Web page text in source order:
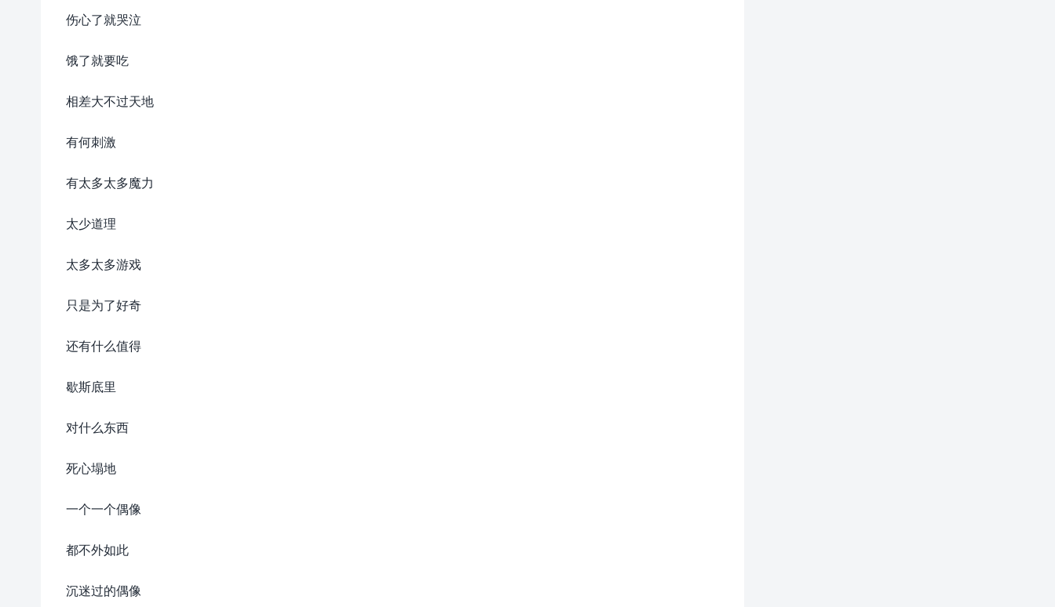
伤心了就哭泣
饿了就要吃
相差大不过天地
有何刺激
有太多太多魔力
太少道理
太多太多游戏
只是为了好奇
还有什么值得
歇斯底里
对什么东西
死心塌地
一个一个偶像
都不外如此
沉迷过的偶像